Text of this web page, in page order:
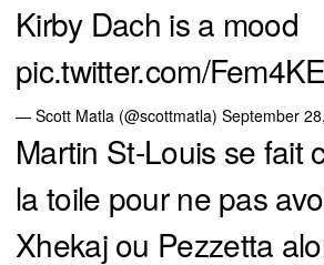
Kirby Dach is a mood
pic.twitter.com/
— Scott Matla (@scottmatla) September
Martin St-Louis se fait
la toile pour ne pas
Xhekaj ou Pezzetta